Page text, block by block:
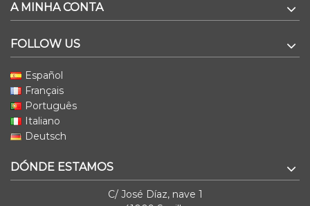
A MINHA CONTA
FOLLOW US
Español
Français
Português
Italiano
Deutsch
DÓNDE ESTAMOS
C/ José Díaz, nave 1